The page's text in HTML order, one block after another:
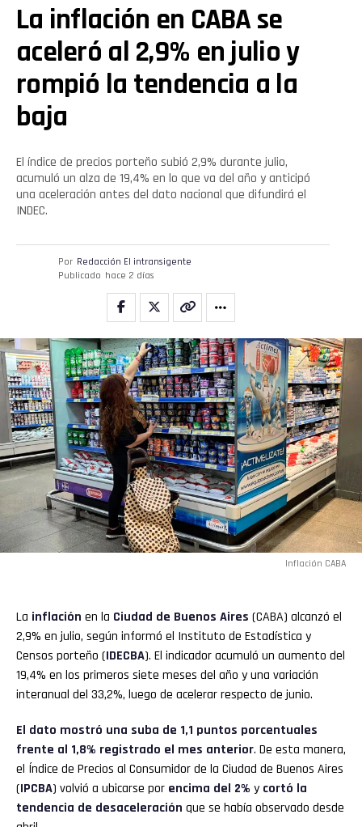
La inflación en CABA se
aceleró al 2,9% en julio y
rompió la tendencia a la
baja
El índice de precios porteño subió 2,9% durante julio,
acumuló un alza de 19,4% en lo que va del año y anticipó
una aceleración antes del dato nacional que difundirá el
INDEC.
Por Redacción El intransigente
Publicado hace 2 días
Inflación CABA
La inflación en la Ciudad de Buenos Aires (CABA) alcanzó el
2,9% en julio, según informó el Instituto de Estadística y
Censos porteño (IDECBA). El indicador acumuló un aumento del
19,4% en los primeros siete meses del año y una variación
interanual del 33,2%, luego de acelerar respecto de junio.
El dato mostró una suba de 1,1 puntos porcentuales
frente al 1,8% registrado el mes anterior. De esta manera,
el Índice de Precios al Consumidor de la Ciudad de Buenos Aires
(IPCBA) volvió a ubicarse por encima del 2% y cortó la
tendencia de desaceleración que se había observado desde